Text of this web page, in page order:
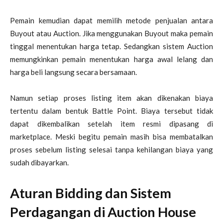
Pemain kemudian dapat memilih metode penjualan antara
Buyout atau Auction. Jika menggunakan Buyout maka pemain
tinggal menentukan harga tetap. Sedangkan sistem Auction
memungkinkan pemain menentukan harga awal lelang dan
harga beli langsung secara bersamaan.
Namun setiap proses listing item akan dikenakan biaya
tertentu dalam bentuk Battle Point. Biaya tersebut tidak
dapat dikembalikan setelah item resmi dipasang di
marketplace. Meski begitu pemain masih bisa membatalkan
proses sebelum listing selesai tanpa kehilangan biaya yang
sudah dibayarkan.
Aturan Bidding dan Sistem
Perdagangan di Auction House